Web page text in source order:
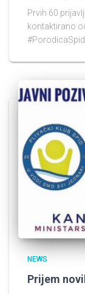
Prvih 60
kontaktirano
#PorodicaSpid
NEWS
Prijem